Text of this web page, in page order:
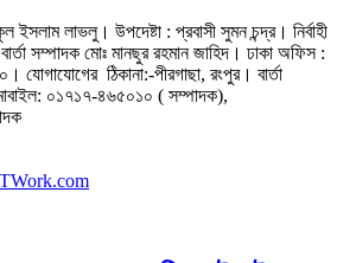
লাভলু। উপদেষ্টা : প্রবাসী সুমন চন্দ্র। নির্বাহী
সম্পাদক মোঃ মানছুর রহমান জাহিদ। ঢাকা অফিস :
যোগাযোগের ঠিকানা:-পীরগাছা‌, রংপুর। বার্তা
০১৭১৭-৪৬৫০১০ ( সম্পাদক),